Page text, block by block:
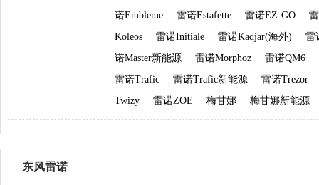
诺Embleme
雷诺Estafette 雷诺EZ-GO
Koleos
雷诺Initiale 雷诺Kadjar(海外)
雷
诺Master新能源
雷诺Morphoz
雷诺QM6
雷诺Trafic
雷诺Trafic新能源
雷诺Trezor
Twizy
雷诺ZOE 梅甘娜 梅甘娜新能源
东风雷诺